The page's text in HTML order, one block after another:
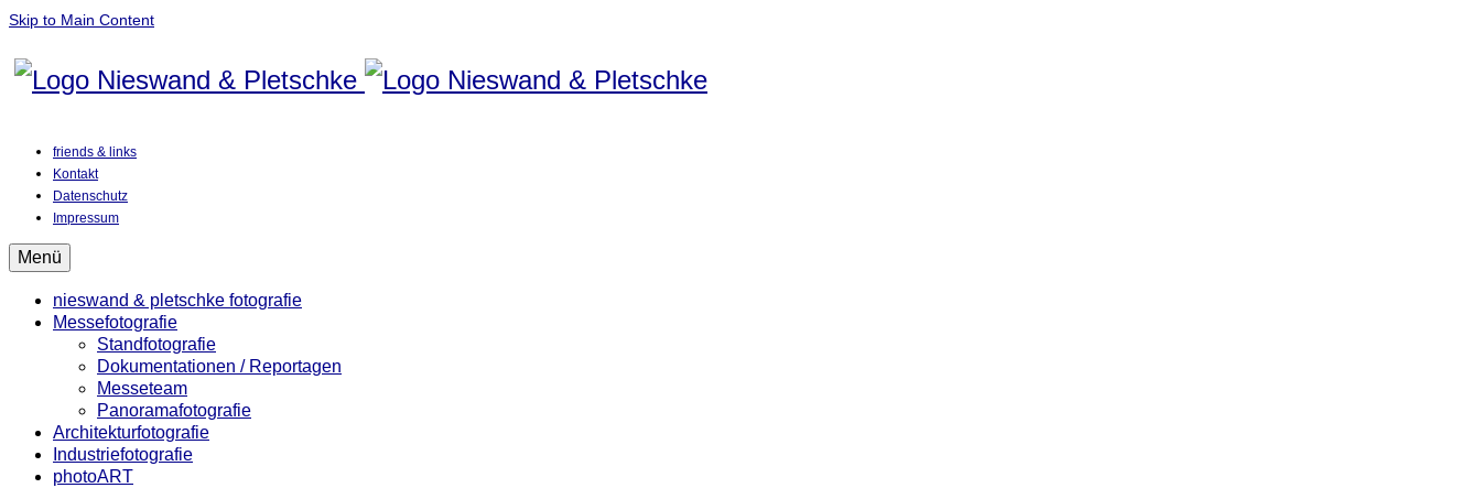
Skip to Main Content
friends & links
Kontakt
Datenschutz
Impressum
Menü
nieswand & pletschke fotografie
Messefotografie
Standfotografie
Dokumentationen / Reportagen
Messeteam
Panoramafotografie
Architekturfotografie
Industriefotografie
photoART